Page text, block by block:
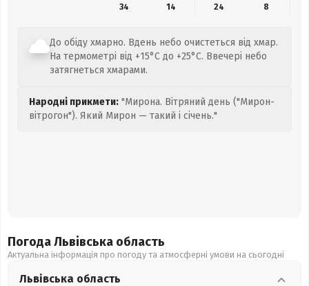
34
14 24 8
До обіду хмарно. Вдень небо очистеться від хмар.
На термометрі від +15°C до +25°C. Ввечері небо
затягнеться хмарами.
Народні прикмети: "Мирона. Вітряний день ("Мирон-
вітрогон"). Який Мирон — такий і січень."
Погода Львівська область
Актуальна інформація про погоду та атмосферні умови на сьогодні
Львівська область